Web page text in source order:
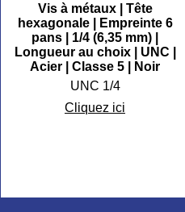
Vis à métaux | Tête
hexagonale | Empreinte 6
pans | 1/4 (6,35 mm) |
Longueur au choix | UNC |
Acier | Classe 5 | Noir
UNC 1/4
Cliquez ici